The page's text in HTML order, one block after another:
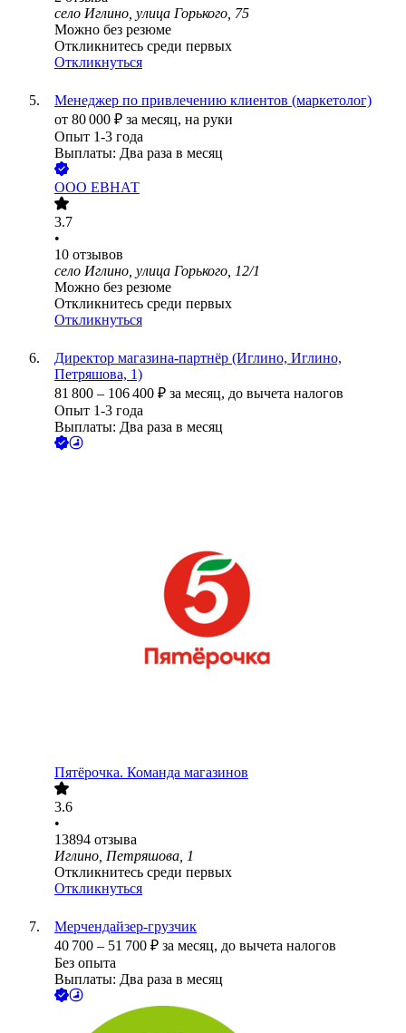
село Иглино, улица Горького, 75
Можно без резюме
Откликнитесь среди первых
Откликнуться
Менеджер по привлечению клиентов (маркетолог)
от 80 000 ₽ за месяц, на руки
Опыт 1-3 года
Выплаты: Два раза в месяц
ООО ЕВНАТ
3.7
•
10 отзывов
село Иглино, улица Горького, 12/1
Можно без резюме
Откликнитесь среди первых
Откликнуться
Директор магазина-партнёр (Иглино, Иглино,
Петряшова, 1)
81 800 – 106 400 ₽ за месяц, до вычета налогов
Опыт 1-3 года
Выплаты: Два раза в месяц
Пятёрочка. Команда магазинов
3.6
•
13894 отзыва
Иглино, Петряшова, 1
Откликнитесь среди первых
Откликнуться
Мерчендайзер-грузчик
40 700 – 51 700 ₽ за месяц, до вычета налогов
Без опыта
Выплаты: Два раза в месяц